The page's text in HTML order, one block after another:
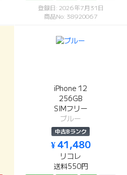
登録日: 2026年7月31日
商品No: 38920067
iPhone 12
256GB
SIMフリー
ブルー
中古Bランク
¥ 41,480
リコレ
送料550円